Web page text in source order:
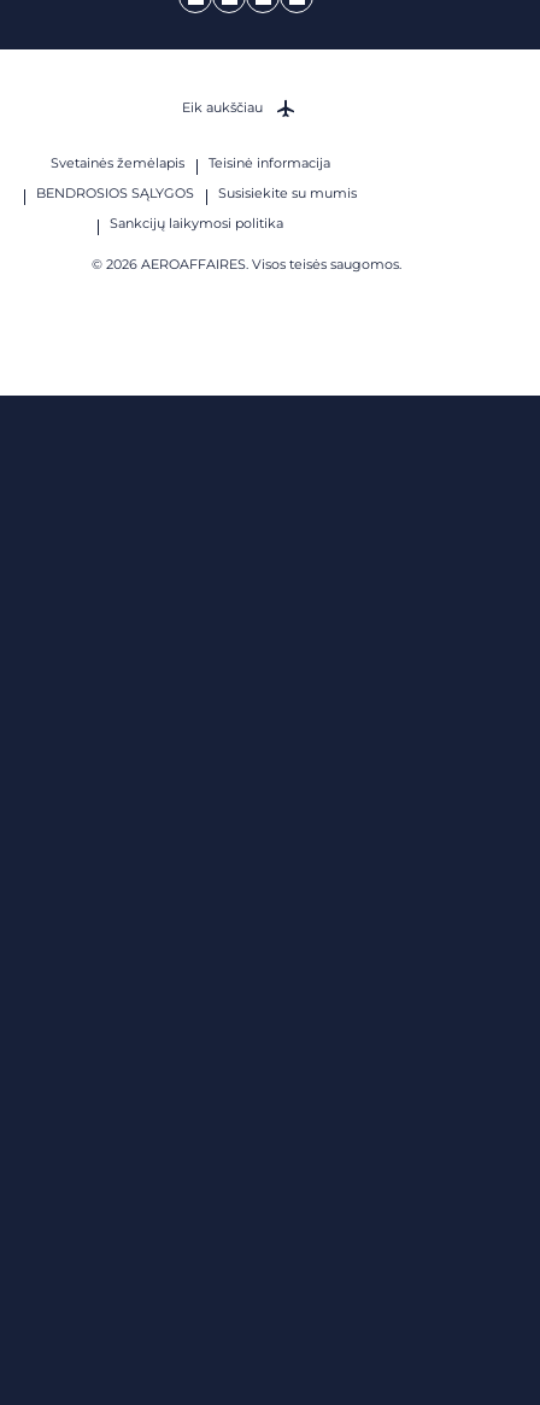
Svetainės žemėlapis
Teisinė informacija
BENDROSIOS SĄLYGOS
Susisiekite su mumis
Sankcijų laikymosi politika
© 2026 AEROAFFAIRES. Visos teisės saugomos.
Eik aukščiau